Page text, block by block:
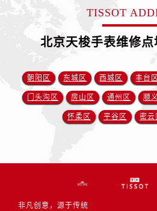
TISSOT
北京天梭手表维修
朝阳区 东城区 西城区 丰台
门头沟区 房山区 通州区 顺
怀柔区 平谷区 密云
非凡创意，源于传统